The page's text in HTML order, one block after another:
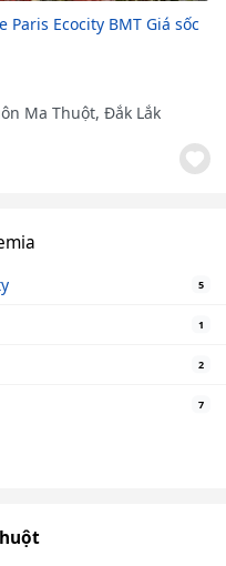
Ecocity BMT Giá sốc
Ma Thuột, Đắk Lắk
5
1
2
7